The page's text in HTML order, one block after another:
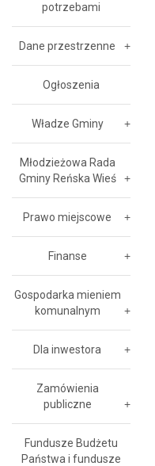
potrzebami
Dane przestrzenne
Ogłoszenia
Władze Gminy
Młodzieżowa Rada
Gminy Reńska Wieś
Prawo miejscowe
Finanse
Gospodarka mieniem
komunalnym
Dla inwestora
Zamówienia
publiczne
Fundusze Budżetu
Państwa i fundusze